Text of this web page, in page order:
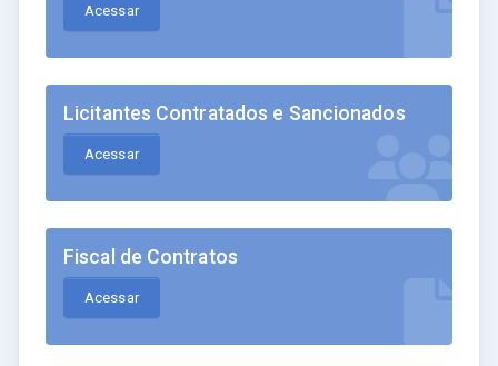
Acessar
Licitantes Contratados e Sancionados
Acessar
Fiscal de Contratos
Acessar